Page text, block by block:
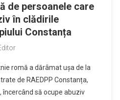
de persoanele care
în clădirile
Constanța
romă a dărâmat ușa de la
de RAEDPP Constanța,
încercând să ocupe abuziv